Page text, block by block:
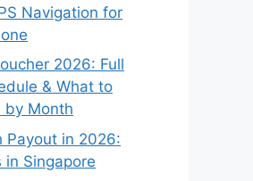
Navigation for
2026: Full
& What to
by Month
Payout in 2026:
in Singapore